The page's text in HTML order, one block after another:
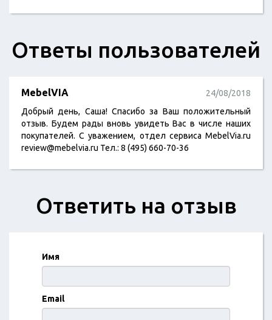
Ответы пользователей
MebelVIA
24/08/2018
Добрый день, Саша! Спасибо за Ваш положительный
отзыв. Будем рады вновь увидеть Вас в числе наших
покупателей. С уважением, отдел сервиса MebelVia.ru
review@mebelvia.ru Тел.: 8 (495) 660-70-36
Ответить на отзыв
Имя
Email